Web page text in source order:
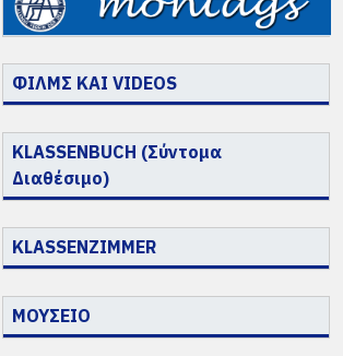
ΦΙΛΜΣ ΚΑΙ VIDEOS
KLASSENBUCH (Σύντομα
Διαθέσιμο)
KLASSENZIMMER
ΜΟΥΣΕΙΟ